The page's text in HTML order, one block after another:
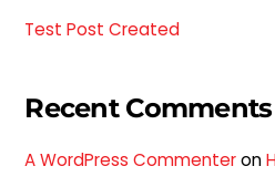
Test Post Created
Recent Comments
A WordPress Commenteron